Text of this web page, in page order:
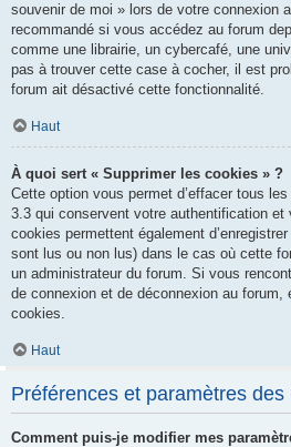
souvenir de moi » lors de votre connexion
recommandé si vous accédez au forum
comme une librairie, un cybercafé, une
pas à trouver cette case à cocher, il est
forum ait désactivé cette fonctionnalité.
Haut
À quoi sert « Supprimer les cookies » ?
Cette option vous permet d’effacer tous
3.3 qui conservent votre authentification et
cookies permettent également
sont lus ou non lus) dans le cas où cette
un administrateur du forum. Si vous
de connexion et de déconnexion au forum,
cookies.
Haut
Préférences et paramètres des
Comment puis-je modifier mes